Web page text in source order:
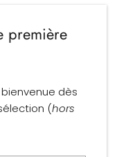
première
dès
(hors
par Shopify